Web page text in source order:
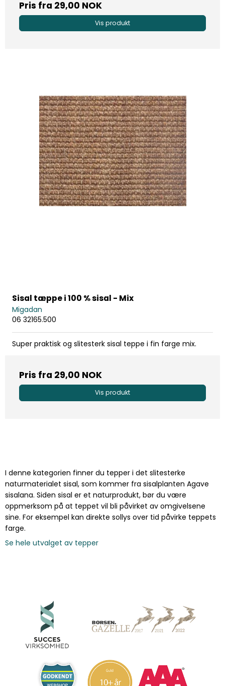
Pris fra 29,00 NOK
Vis produkt
Sisal tæppe i 100 % sisal - Mix
Migadan
06 32165.500
Super praktisk og slitesterk sisal teppe i fin farge mix.
Pris fra 29,00 NOK
Vis produkt
I denne kategorien finner du tepper i det slitesterke
naturmaterialet sisal, som kommer fra sisalplanten Agave
sisalana. Siden sisal er et naturprodukt, bør du være
oppmerksom på at teppet vil bli påvirket av omgivelsene
sine. For eksempel kan direkte sollys over tid påvirke teppets
farge.
Se hele utvalget av tepper